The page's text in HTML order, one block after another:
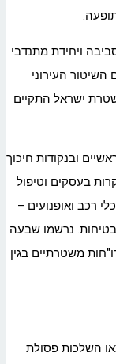
ויחידת מתנדבי
העירוני
ישראל התקיים
ובנקודות חיכוך
בעסקים וטיפול
ממוקד בכלי רכב ואופנועים מרעישים. נבדקו 87 כלי רכב ואופנועים –
בטיחות. נרשמו שבעה
סביבתיים בגין רעש חזק במיוחד, וכן 25 דו"חות משטרתיים בגין
השלכות פסולת